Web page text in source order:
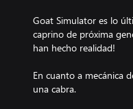
Goat Simulator es lo
caprino de próxima
han hecho realidad!
En cuanto a mecánica
una cabra.